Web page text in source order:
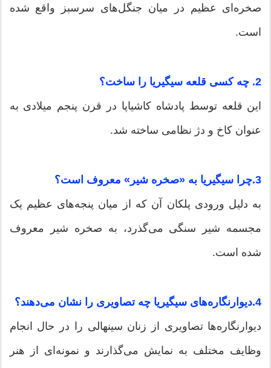
صخره‌ای عظیم در میان جنگل‌های سرسبز واقع شده
است.
2. چه کسی قلعه سیگیریا را ساخت؟
این قلعه توسط پادشاه کاشیاپا در قرن پنجم میلادی به
عنوان کاخ و دژ نظامی ساخته شد.
3.چرا سیگیریا به «صخره شیر» معروف است؟
به دلیل ورودی پلکان آن که از میان پنجه‌های عظیم یک
مجسمه شیر سنگی می‌گذرد، به صخره شیر معروف
شده است.
4.دیوارنگاره‌های سیگیریا چه تصاویری را نشان می‌دهند؟
دیوارنگاره‌ها تصاویری از زنان سینهالی را در حال انجام
وظایف مختلف به نمایش می‌گذارند و نمونه‌ای از هنر